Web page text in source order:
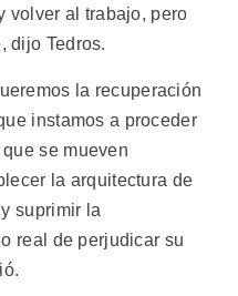
volver al trabajo, pero
dijo Tedros.
la recuperación
instamos a proceder
se mueven
la arquitectura de
suprimir la
real de perjudicar su